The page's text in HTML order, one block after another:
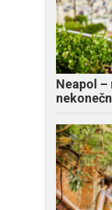
Neapol –